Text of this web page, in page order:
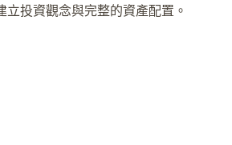
立投資觀念與完整的資產配置。